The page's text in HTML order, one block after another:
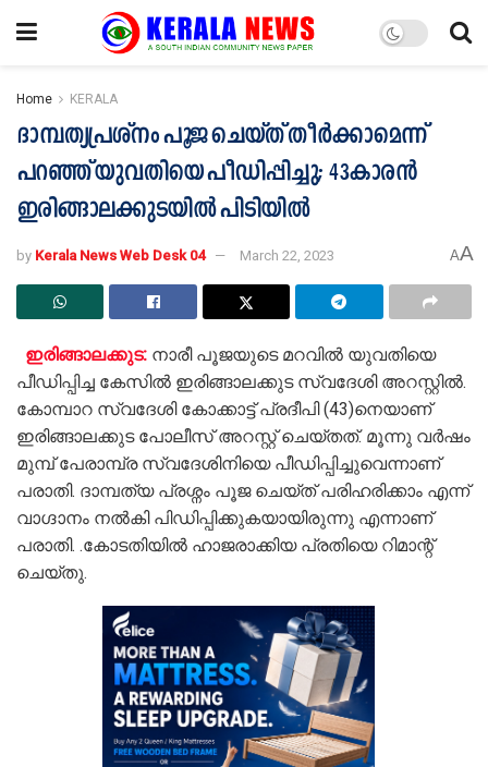
Home KERALA
ദാമ്പത്യപ്രശ്നം പൂജ ചെയ്ത് തീർക്കാമെന്ന്
പറഞ്ഞ് യുവതിയെ പീഡിപ്പിച്ചു; 43കാരൻ
ഇരിങ്ങാലക്കുടയിൽ പിടിയിൽ
by Kerala News Web Desk 04 March 22, 2023 AA
ഇരിങ്ങാലക്കുട: നാരീ പൂജയുടെ മറവില്‍ യുവതിയെ
പീഡിപ്പിച്ച കേസിൽ ഇരിങ്ങാലക്കുട സ്വദേശി അറസ്റ്റിൽ.
കോമ്പാറ സ്വദേശി കോക്കാട്ട് പ്രദീപി (43)നെയാണ്
ഇരിങ്ങാലക്കുട പോലീസ് അറസ്റ്റ് ചെയ്തത്. മൂന്നു വര്‍ഷം
മുമ്പ് പേരാമ്പ്ര സ്വദേശിനിയെ പീഡിപ്പിച്ചുവെന്നാണ്
പരാതി. ദാമ്പത്യ പ്രശ്നം പൂജ ചെയ്ത് പരിഹരിക്കാം എന്ന്
വാഗ്ദാനം നൽകി പിഡിപ്പിക്കുകയായിരുന്നു എന്നാണ്
പരാതി. .കോടതിയില്‍ ഹാജരാക്കിയ പ്രതിയെ റിമാന്റ്
ചെയ്തു.